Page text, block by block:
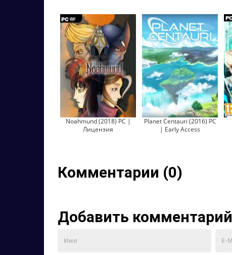
Noahmund (2018) PC |
Лицензия
Planet Centauri (2016) PC
| Early Access
Комментарии (0)
Добавить комментарий